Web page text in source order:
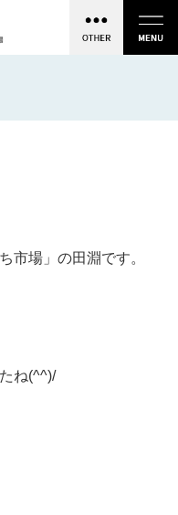
市場」の田淵です。
ね(^^)/